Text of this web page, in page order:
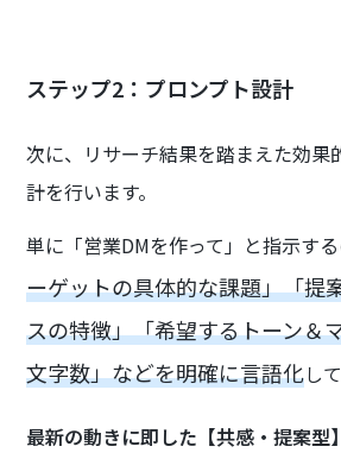
ステップ2：プロンプト設計
次に、リサーチ結果を踏まえた効果
計を行います。
単に「営業DMを作って」と指示す
ーゲットの具体的な課題」「提
スの特徴」「希望するトーン＆
文字数」などを明確に言語化し
最新の動きに即した【共感・提案型